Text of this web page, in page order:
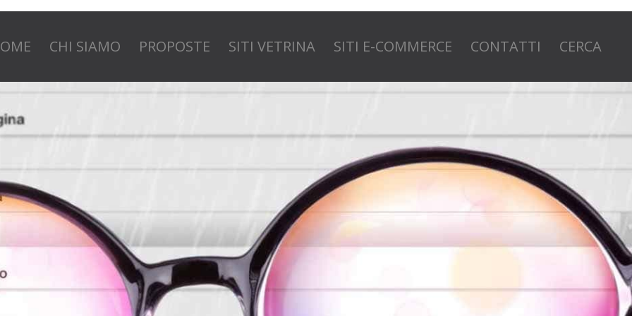
CHI SIAMO PROPOSTE SITI VETRINA SITI E-COMMERCE CONTATTI CERCA